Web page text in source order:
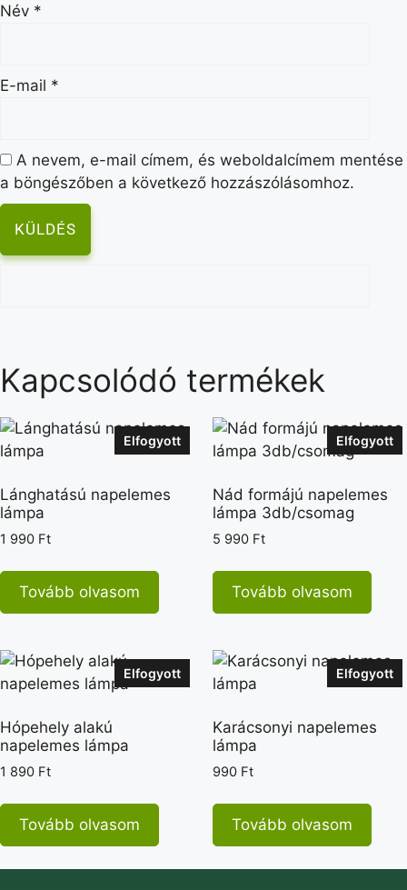
Név *
E-mail *
A nevem, e-mail címem, és weboldalcímem mentése
a böngészőben a következő hozzászólásomhoz.
Kapcsolódó termékek
Elfogyott
Lánghatású napelemes
lámpa
1 990 Ft
Tovább olvasom
Elfogyott
Nád formájú napelemes
lámpa 3db/csomag
5 990 Ft
Tovább olvasom
Elfogyott
Hópehely alakú
napelemes lámpa
1 890 Ft
Tovább olvasom
Elfogyott
Karácsonyi napelemes
lámpa
990 Ft
Tovább olvasom